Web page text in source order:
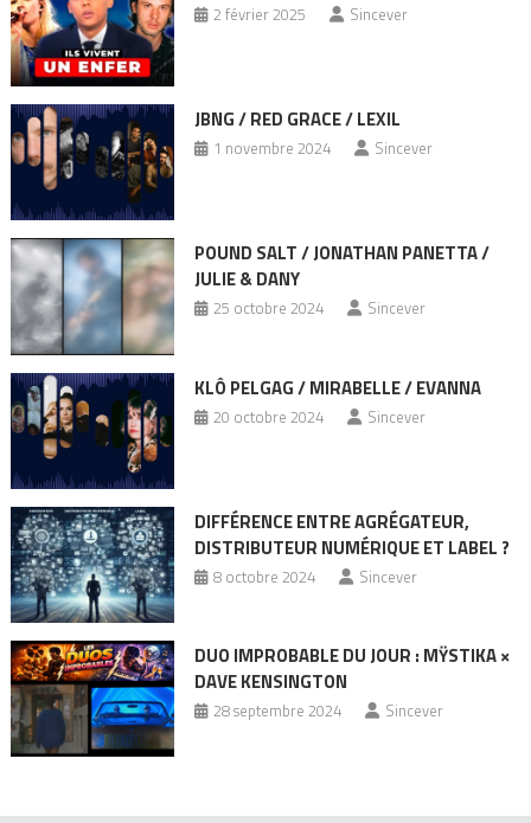
2 février 2025 Sincever
JBNG / RED GRACE / LEXIL
1 novembre 2024 Sincever
POUND SALT / JONATHAN PANETTA /
JULIE & DANY
25 octobre 2024 Sincever
KLÔ PELGAG / MIRABELLE / EVANNA
20 octobre 2024 Sincever
DIFFÉRENCE ENTRE AGRÉGATEUR,
DISTRIBUTEUR NUMÉRIQUE ET LABEL ?
8 octobre 2024 Sincever
DUO IMPROBABLE DU JOUR : MŸSTIKA ×
DAVE KENSINGTON
28 septembre 2024 Sincever